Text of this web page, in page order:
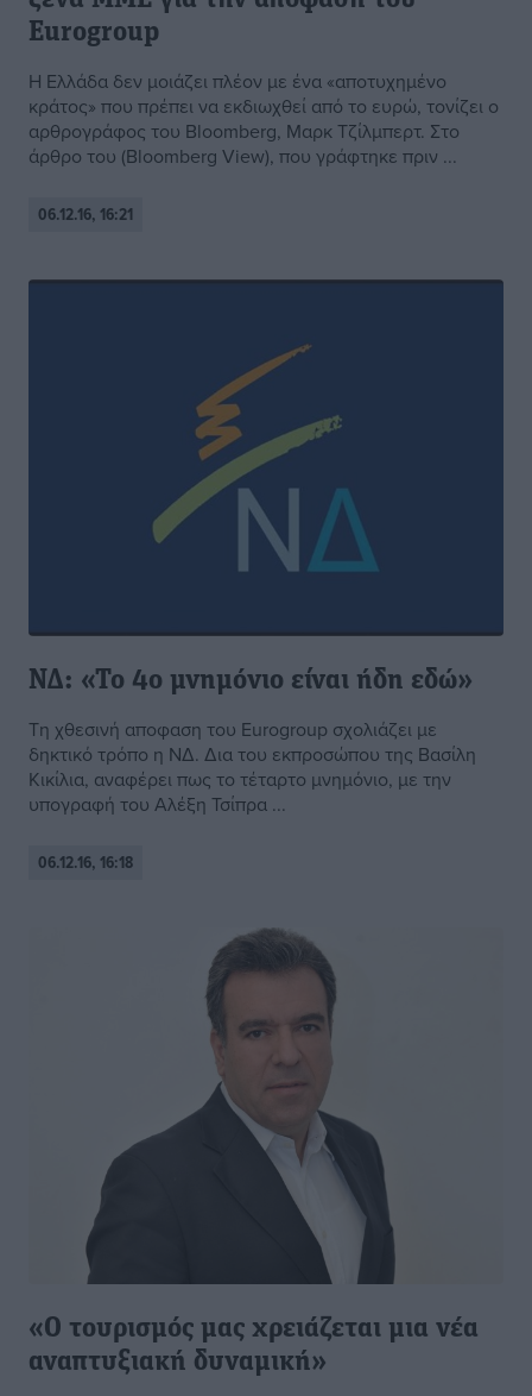
Εurogroup
Η Ελλάδα δεν μοιάζει πλέον με ένα «αποτυχημένο
κράτος» που πρέπει να εκδιωχθεί από το ευρώ, τονίζει ο
αρθρογράφος του Bloomberg, Μαρκ Τζίλμπερτ. Στο
άρθρο του (Bloomberg View), που γράφτηκε πριν ...
06.12.16, 16:21
ΝΔ: «Το 4ο μνημόνιο είναι ήδη εδώ»
Τη χθεσινή αποφαση του Eurogroup σχολιάζει με
δηκτικό τρόπο η ΝΔ. Δια του εκπροσώπου της Βασίλη
Κικίλια, αναφέρει πως το τέταρτο μνημόνιο, με την
υπογραφή του Αλέξη Τσίπρα ...
06.12.16, 16:18
«Ο τουρισμός μας χρειάζεται μια νέα
αναπτυξιακή δυναμική»